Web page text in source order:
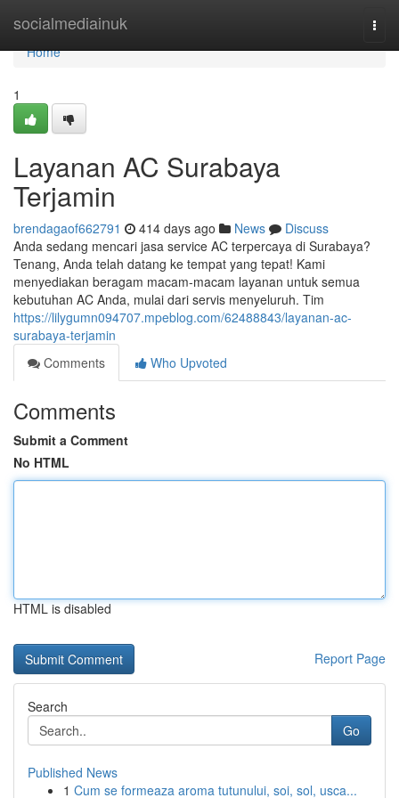
socialmediainuk
Home
Home
1
Layanan AC Surabaya
Terjamin
brendagaof662791 414 days ago News
Discuss
Anda sedang mencari jasa service AC terpercaya di Surabaya?
Tenang, Anda telah datang ke tempat yang tepat! Kami
menyediakan beragam macam-macam layanan untuk semua
kebutuhan AC Anda, mulai dari servis menyeluruh. Tim
https://lilygumn094707.mpeblog.com/62488843/layanan-ac-
surabaya-terjamin
Comments
Who Upvoted
Comments
Submit a Comment
No HTML
HTML is disabled
Report Page
Search
Go
Published News
1 Cum se formeaza aroma tutunului, soi, sol, usca...